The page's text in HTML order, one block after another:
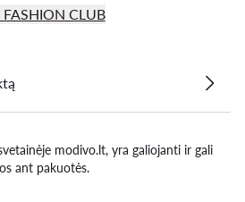
CLUB
modivo.lt, yra galiojanti ir gali
ant pakuotės.